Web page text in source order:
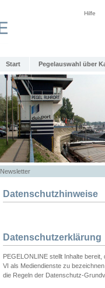
Hilfe
Start Pegelauswahl über
Newsletter
Datenschutzhinweise
Datenschutzerklärung
PEGELONLINE stellt Inhalte
VI als Mediendienste zu
die Regeln der Datenschutz-